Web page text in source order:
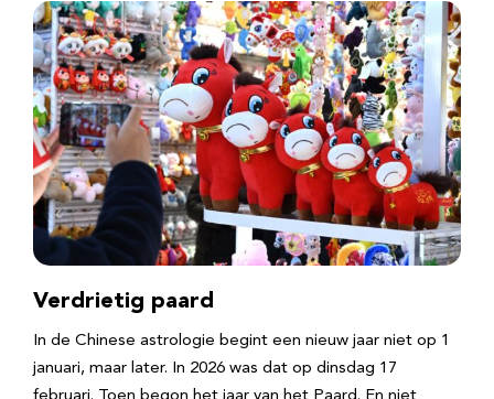
Verdrietig paard
In de Chinese astrologie begint een nieuw jaar niet op 1
januari, maar later. In 2026 was dat op dinsdag 17